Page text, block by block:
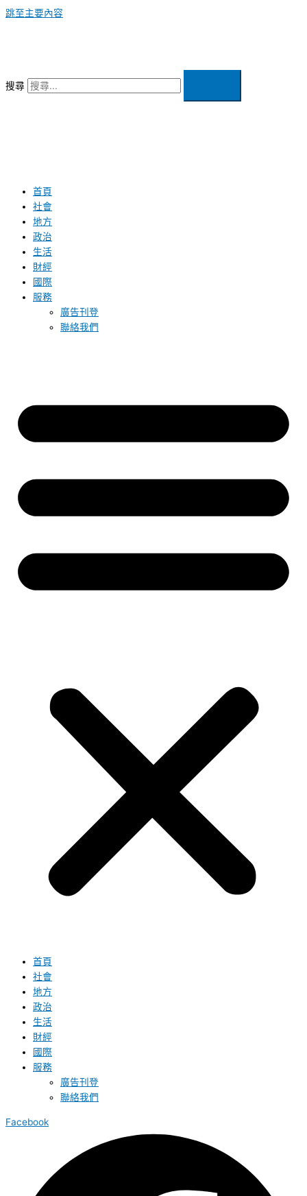
跳至主要內容
搜尋
首頁
社會
地方
政治
生活
財經
國際
服務
廣告刊登
聯絡我們
首頁
社會
地方
政治
生活
財經
國際
服務
廣告刊登
聯絡我們
Facebook